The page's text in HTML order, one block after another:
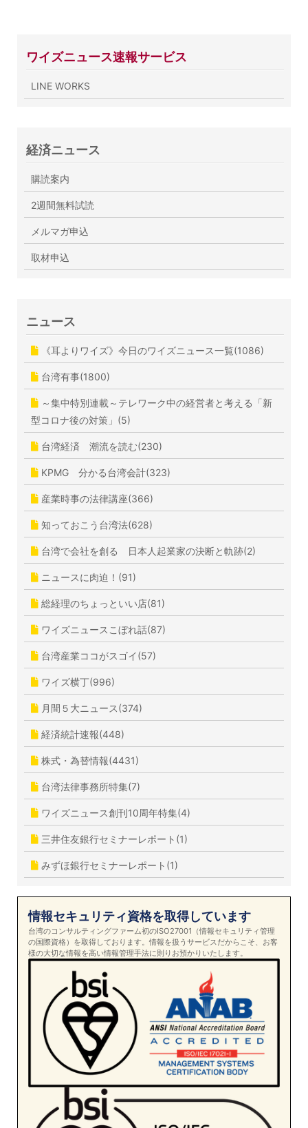
ワイズニュース速報サービス
LINE WORKS
経済ニュース
購読案内
2週間無料試読
メルマガ申込
取材申込
ニュース
《耳よりワイズ》今日のワイズニュース一覧(1086)
台湾有事(1800)
～集中特別連載～テレワーク中の経営者と考える「新
型コロナ後の対策」(5)
台湾経済 潮流を読む(230)
KPMG 分かる台湾会計(323)
産業時事の法律講座(366)
知っておこう台湾法(628)
台湾で会社を創る 日本人起業家の決断と軌跡(2)
ニュースに肉迫！(91)
総経理のちょっといい店(81)
ワイズニュースこぼれ話(87)
台湾産業ココがスゴイ(57)
ワイズ横丁(996)
月間５大ニュース(374)
経済統計速報(448)
株式・為替情報(4431)
台湾法律事務所特集(7)
ワイズニュース創刊10周年特集(4)
三井住友銀行セミナーレポート(1)
みずほ銀行セミナーレポート(1)
情報セキュリティ資格を取得しています
台湾のコンサルティングファーム初のISO27001（情報セキュリティ管理
の国際資格）を取得しております。情報を扱うサービスだからこそ、お客
様の大切な情報を高い情報管理手法に則りお預かりいたします。